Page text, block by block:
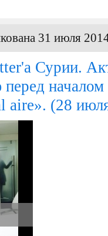
31 июля
Сурии.
началом
aire». (28